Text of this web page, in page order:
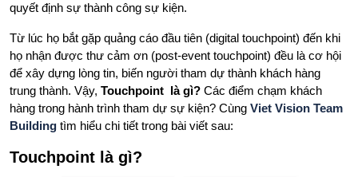
quyết định sự thành công sự kiện.
Từ lúc họ bắt gặp quảng cáo đầu tiên (digital touchpoint) đến khi
họ nhận được thư cảm ơn (post-event touchpoint) đều là cơ hội
để xây dựng lòng tin, biến người tham dự thành khách hàng
trung thành. Vậy, Touchpoint là gì? Các điểm chạm khách
hàng trong hành trình tham dự sự kiện? Cùng Viet Vision Team
Building tìm hiểu chi tiết trong bài viết sau:
Touchpoint là gì?